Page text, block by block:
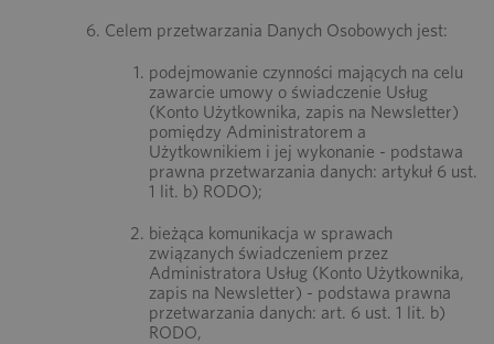
Celem przetwarzania Danych Osobowych jest:
podejmowanie czynności mających na celu
zawarcie umowy o świadczenie Usług
(Konto Użytkownika, zapis na Newsletter)
pomiędzy Administratorem a
Użytkownikiem i jej wykonanie - podstawa
prawna przetwarzania danych: artykuł 6 ust.
1 lit. b) RODO);
bieżąca komunikacja w sprawach
związanych świadczeniem przez
Administratora Usług (Konto Użytkownika,
zapis na Newsletter) - podstawa prawna
przetwarzania danych: art. 6 ust. 1 lit. b)
RODO,